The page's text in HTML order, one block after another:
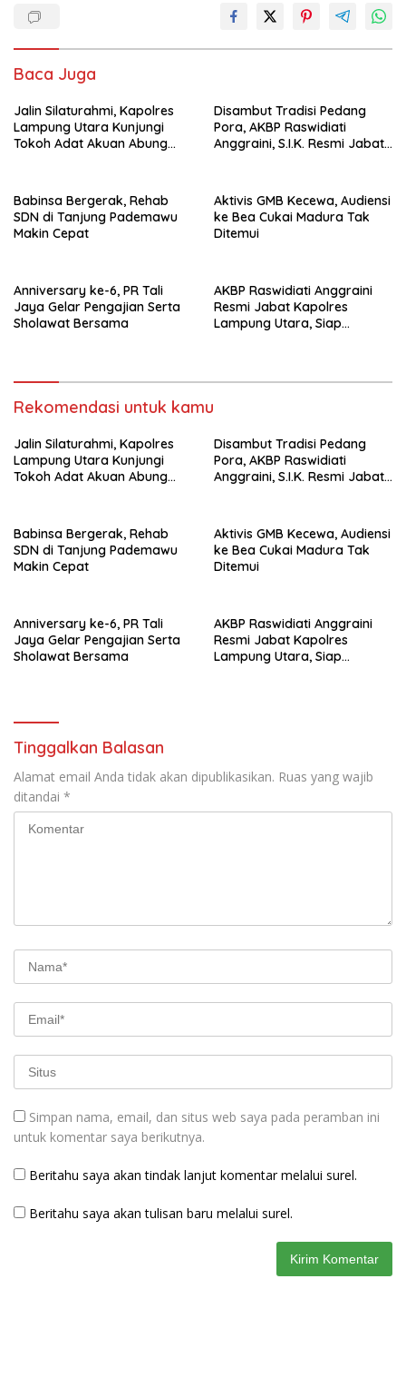
Baca Juga
Jalin Silaturahmi, Kapolres
Lampung Utara Kunjungi
Tokoh Adat Akuan Abung
Disambut Tradisi Pedang
Pora, AKBP Raswidiati
Anggraini, S.I.K. Resmi Jabat
Babinsa Bergerak, Rehab
SDN di Tanjung Pademawu
Makin Cepat
Aktivis GMB Kecewa, Audiensi
ke Bea Cukai Madura Tak
Ditemui
Anniversary ke-6, PR Tali
Jaya Gelar Pengajian Serta
Sholawat Bersama
AKBP Raswidiati Anggraini
Resmi Jabat Kapolres
Lampung Utara, Siap
Rekomendasi untuk kamu
Jalin Silaturahmi, Kapolres
Lampung Utara Kunjungi
Tokoh Adat Akuan Abung
Disambut Tradisi Pedang
Pora, AKBP Raswidiati
Anggraini, S.I.K. Resmi Jabat
Babinsa Bergerak, Rehab
SDN di Tanjung Pademawu
Makin Cepat
Aktivis GMB Kecewa, Audiensi
ke Bea Cukai Madura Tak
Ditemui
Anniversary ke-6, PR Tali
Jaya Gelar Pengajian Serta
Sholawat Bersama
AKBP Raswidiati Anggraini
Resmi Jabat Kapolres
Lampung Utara, Siap
Tinggalkan Balasan
Alamat email Anda tidak akan dipublikasikan. Ruas yang wajib
ditandai *
Simpan nama, email, dan situs web saya pada peramban ini
untuk komentar saya berikutnya.
Beritahu saya akan tindak lanjut komentar melalui surel.
Beritahu saya akan tulisan baru melalui surel.